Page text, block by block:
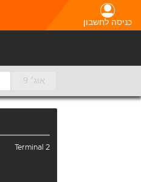
כניסה לחשבון
9 אוג׳
Terminal 2